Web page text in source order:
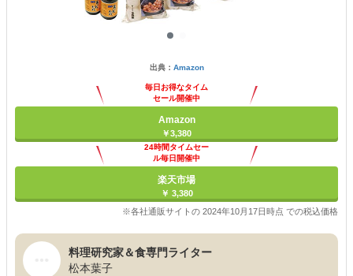
出典： Amazon
毎日お得なタイム
セール開催中
Amazon
￥3,380
24時間タイムセー
ル毎日開催中
楽天市場
￥ 3,380
※各社通販サイトの 2024年10月17日時点 での税込価格
料理研究家＆食専門ライター
松本葉子